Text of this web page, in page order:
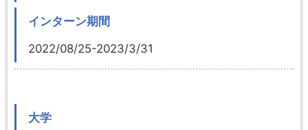
インターン期間
2022/08/25-2023/3/31
大学